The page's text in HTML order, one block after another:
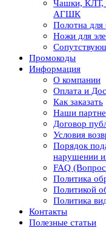
Чашки, КЛТ,
АГШК
Полотна
Ножи для
Промокоды
Информация
О компании
Оплата и
Как заказать
Наши
Договор
Условия
Порядок
нарушении
FAQ
Политика
Политикой
Политика
Контакты
Полезные статьи